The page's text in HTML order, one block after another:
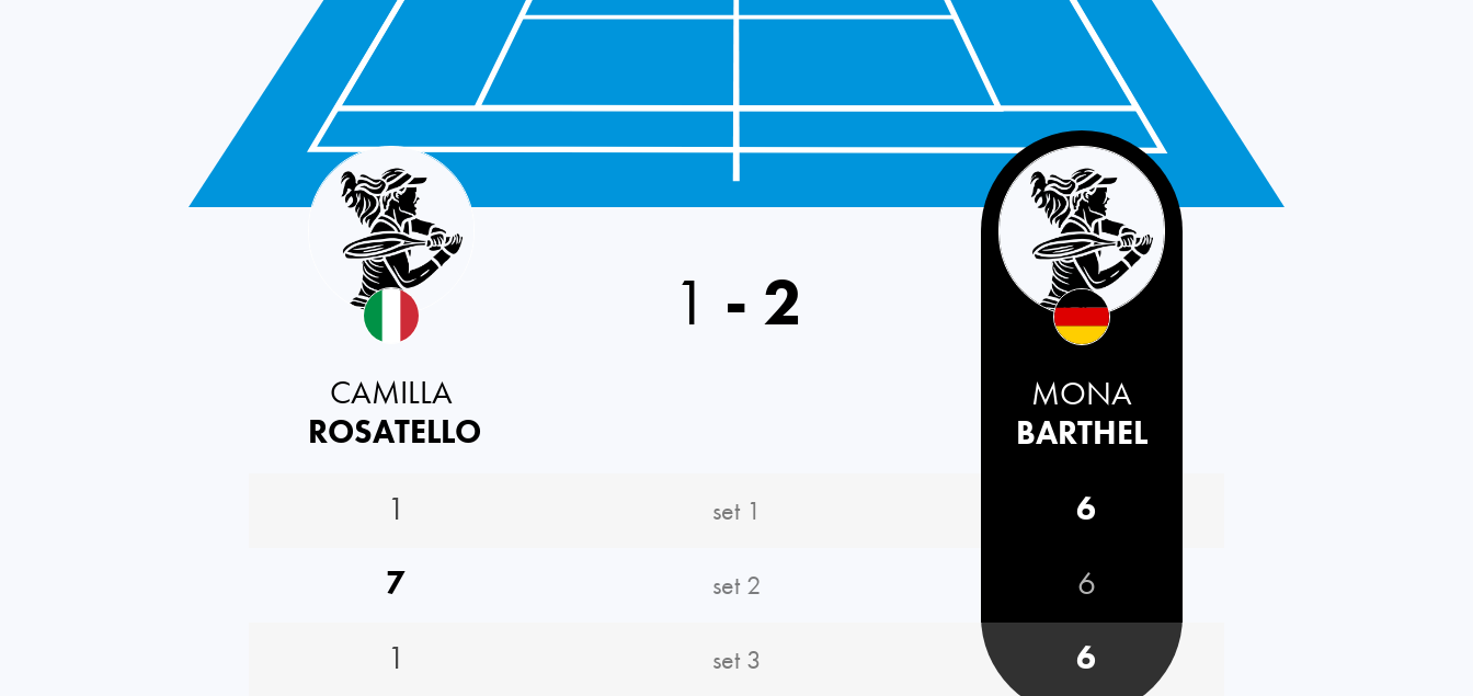
Italy
CAMILLA
ROSATELLO
1 - 2
MONA
BARTHEL
1
set 1
6
7
set 2
6
1
set 3 6